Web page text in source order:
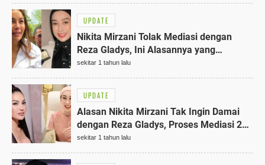
UPDATE
Nikita Mirzani Tolak Mediasi dengan
Reza Gladys, Ini Alasannya yang
Mengejutkan 2025
sekitar 1 tahun lalu
UPDATE
Alasan Nikita Mirzani Tak Ingin Damai
dengan Reza Gladys, Proses Mediasi 25
Juni 2025 Mengejutkan
sekitar 1 tahun lalu